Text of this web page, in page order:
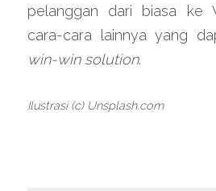
pelanggan dari biasa ke
win-win solution.
Ilustrasi (c) Unsplash.com